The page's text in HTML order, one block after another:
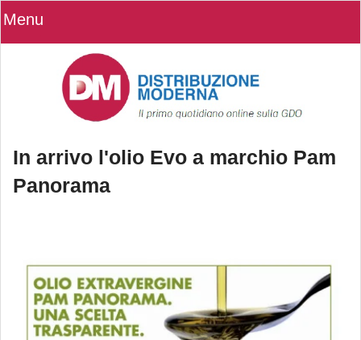
Menu
In arrivo l'olio Evo a marchio Pam
Panorama